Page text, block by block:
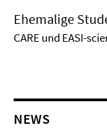
Ehemalige
CARE und EASI-
NEWS